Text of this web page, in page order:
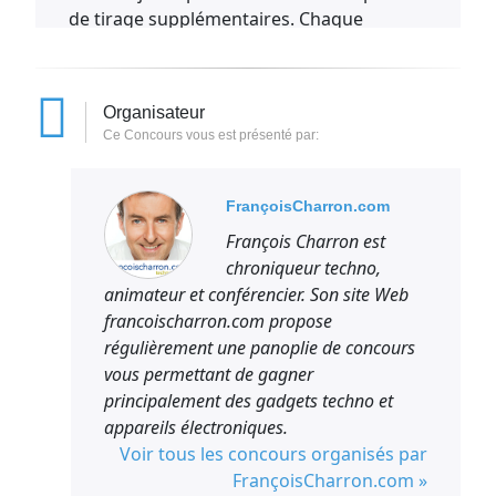
de tirage supplémentaires. Chaque
coupon de tirage.
Afin d’obtenir encore plus de coupons de
tirage, les participants ont la possibilité de
bonus. Si les participants leur répondent
correctement, ils obtiennent 1 coupon de
tirage supplémentaire par bonne réponse,
jusqu’à concurrence de 3 coupons
supplémentaires par jour.
L’objectif de nos concours est de faire
gagner de réels participants. Les
participations quotidiennes sont limitées à
celles énoncées plus haut. Toute tentative
de fraude (robot et autres) ou toute
tentative de participation massive ou
Organisateur
Ce Concours vous est présenté par:
FrançoisCharron.com
François Charron est
chroniqueur techno,
animateur et conférencier. Son site Web
francoischarron.com propose
régulièrement une panoplie de concours
vous permettant de gagner
principalement des gadgets techno et
appareils électroniques.
Voir tous les concours organisés par
FrançoisCharron.com »